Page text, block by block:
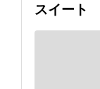
スイート